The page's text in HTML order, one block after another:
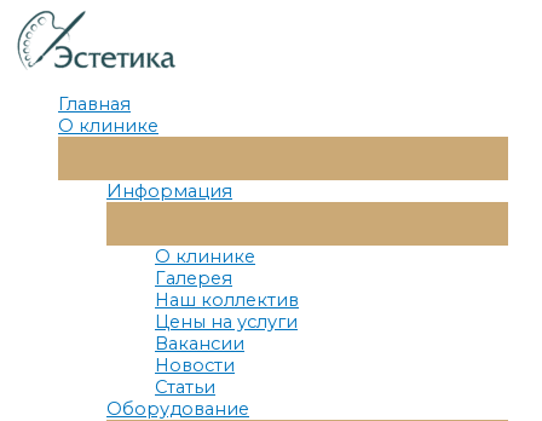
Перейти
к
содержимому
Главная
О клинике
Меню
Информация
Меню
О клинике
Галерея
Наш коллектив
Цены на услуги
Вакансии
Новости
Статьи
Оборудование